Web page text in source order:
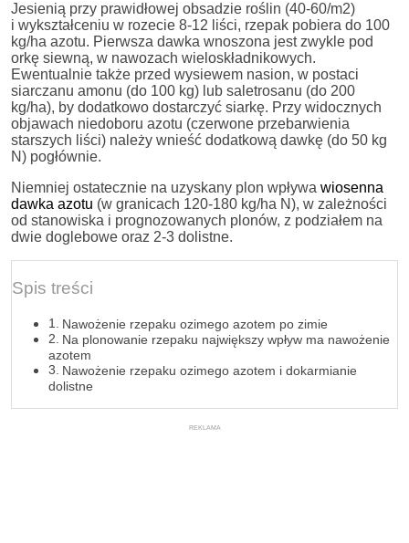
Jesienią przy prawidłowej obsadzie roślin (40-60/m2)
i wykształceniu w rozecie 8-12 liści, rzepak pobiera do 100
kg/ha azotu. Pierwsza dawka wnoszona jest zwykle pod
orkę siewną, w nawozach wieloskładnikowych.
Ewentualnie także przed wysiewem nasion, w postaci
siarczanu amonu (do 100 kg) lub saletrosanu (do 200
kg/ha), by dodatkowo dostarczyć siarkę. Przy widocznych
objawach niedoboru azotu (czerwone przebarwienia
starszych liści) należy wnieść dodatkową dawkę (do 50 kg
N) pogłównie.
Niemniej ostatecznie na uzyskany plon wpływa wiosenna
dawka azotu (w granicach 120-180 kg/ha N), w zależności
od stanowiska i prognozowanych plonów, z podziałem na
dwie doglebowe oraz 2-3 dolistne.
Spis treści
Nawożenie rzepaku ozimego azotem po zimie
Na plonowanie rzepaku największy wpływ ma nawożenie
azotem
Nawożenie rzepaku ozimego azotem i dokarmianie
dolistne
REKLAMA